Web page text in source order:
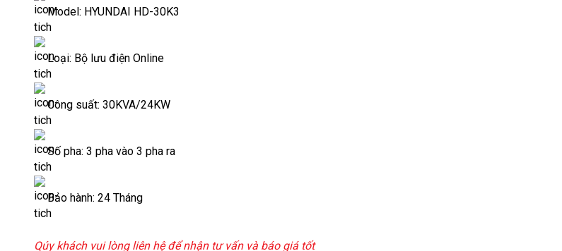
Model: HYUNDAI HD-30K3
Loại: Bộ lưu điện Online
Công suất: 30KVA/24KW
Số pha: 3 pha vào 3 pha ra
Bảo hành: 24 Tháng
Qúy khách vui lòng liên hệ để nhận tư vấn và báo giá tốt